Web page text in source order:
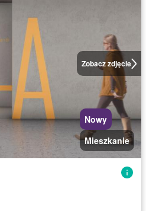
Zobacz zdjęcie
Nowy
Mieszkanie